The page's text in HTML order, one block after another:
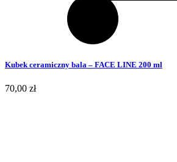
Kubek ceramiczny bala – FACE LINE 200 ml
70,00 zł